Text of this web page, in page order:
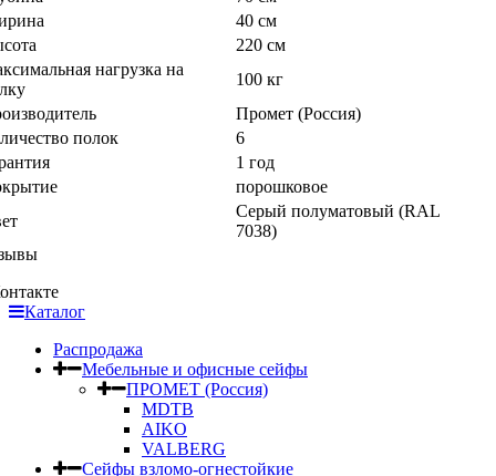
40 см
220 см
нагрузка на
100 кг
Промет (Россия)
полок
6
1 год
порошковое
Серый полуматовый (RAL
7038)
Каталог
Распродажа
Мебельные и офисные сейфы
ПРОМЕТ (Россия)
MDTB
AIKO
VALBERG
Сейфы взломо-огнестойкие